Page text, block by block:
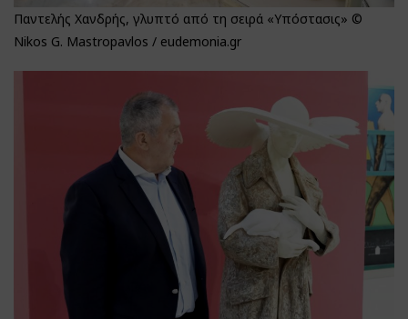
Παντελής Χανδρής, γλυπτό από τη σειρά «Υπόστασις» ©
Nikos G. Mastropavlos / eudemonia.gr